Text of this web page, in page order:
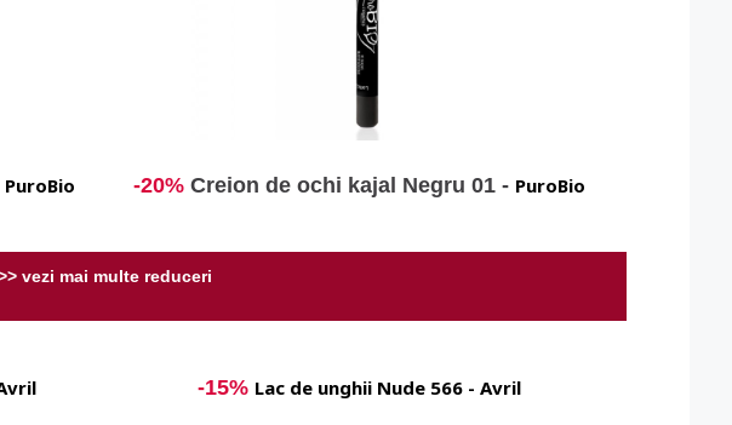
-20% Creion de ochi kajal Negru 01 - PuroBio
vezi mai multe reduceri
-15% Lac de unghii Nude 566 - Avril